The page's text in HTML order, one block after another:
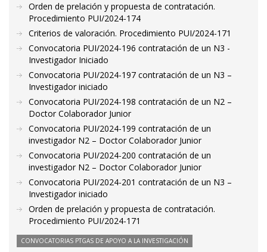
Orden de prelación y propuesta de contratación.
Procedimiento PUI/2024-174
Criterios de valoración. Procedimiento PUI/2024-171
Convocatoria PUI/2024-196 contratación de un N3 -
Investigador Iniciado
Convocatoria PUI/2024-197 contratación de un N3 –
Investigador iniciado
Convocatoria PUI/2024-198 contratación de un N2 –
Doctor Colaborador Junior
Convocatoria PUI/2024-199 contratación de un
investigador N2 – Doctor Colaborador Junior
Convocatoria PUI/2024-200 contratación de un
investigador N2 – Doctor Colaborador Junior
Convocatoria PUI/2024-201 contratación de un N3 –
Investigador iniciado
Orden de prelación y propuesta de contratación.
Procedimiento PUI/2024-171
CONVOCATORIAS PTGAS DE APOYO A LA INVESTIGACIÓN